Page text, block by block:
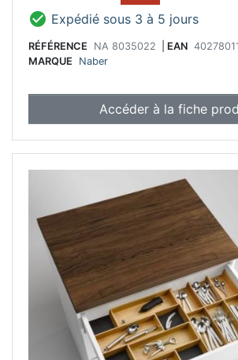
 Expédié sous 3 à 5 jours
RÉFÉRENCE NA 8035022 EAN
MARQUE
Naber
Accéder à la fiche